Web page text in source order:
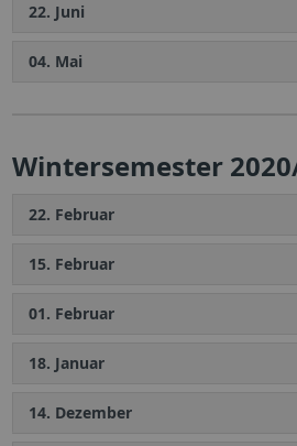
22. Juni
04. Mai
Wintersemester
22. Februar
15. Februar
01. Februar
18. Januar
14. Dezember